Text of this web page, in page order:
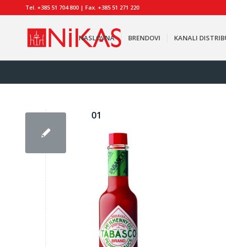
Tel. +385 51 704 800 | Fax. +385 51 271 220
NASLOVNA BRENDOVI KANALI
01